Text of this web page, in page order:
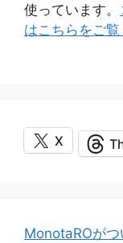
使っています。
はこちらをご
X
MonotaROが